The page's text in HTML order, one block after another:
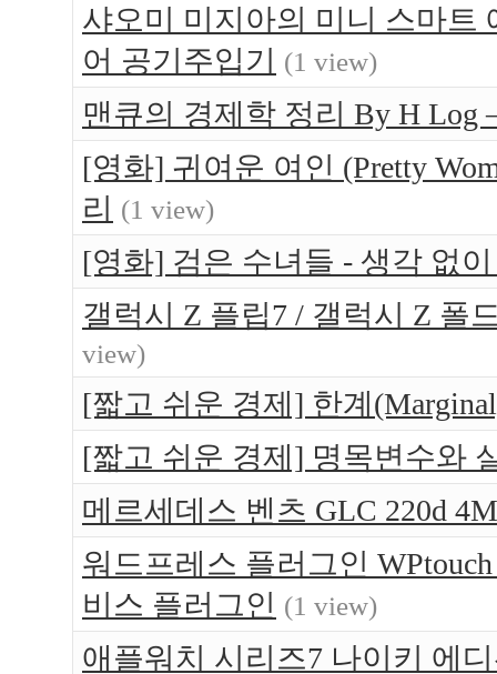
샤오미 미지아의 미니 스마트
어 공기주입기
(1 view)
맨큐의 경제학 정리 By H Log
[영화] 귀여운 여인 (Pretty
리
(1 view)
[영화] 검은 수녀들 - 생각 없
갤럭시 Z 플립7 / 갤럭시 Z 폴
view)
[짧고 쉬운 경제] 한계
[짧고 쉬운 경제] 명목변수와
메르세데스 벤츠 GLC 220d
워드프레스 플러그인
비스 플러그인 (1 view)
애플워치 시리즈7 나이키 에